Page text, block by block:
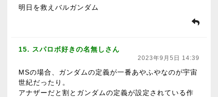
明日を救えバルガンダム
15. スパロボ好きの名無しさん
2023年9月5日 14:39
MSの場合、ガンダムの定義が一番あやふやなのが宇宙
世紀だったり。
アナザーだと割とガンダムの定義が設定されている作